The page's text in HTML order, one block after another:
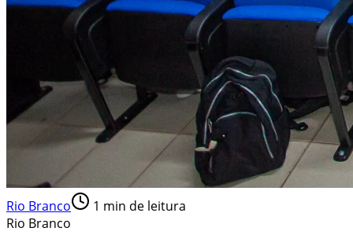
Rio Branco 1 min de leitura
Rio Branco